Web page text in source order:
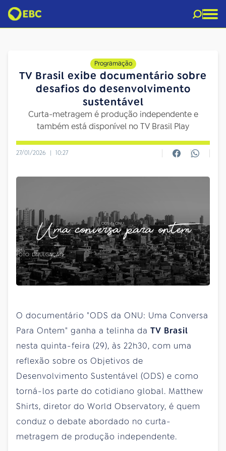
Programação
TV Brasil exibe documentário sobre
desafios do desenvolvimento
sustentável
Curta-metragem é produção independente e
também está disponível no TV Brasil Play
27/01/2026 | 10:27
FOTO: DIVULGAÇÃO
O documentário "ODS da ONU: Uma Conversa
Para Ontem" ganha a telinha da TV Brasil
nesta quinta-feira (29), às 22h30, com uma
reflexão sobre os Objetivos de
Desenvolvimento Sustentável (ODS) e como
torná-los parte do cotidiano global. Matthew
Shirts, diretor do World Observatory, é quem
conduz o debate abordado no curta-
metragem de produção independente.